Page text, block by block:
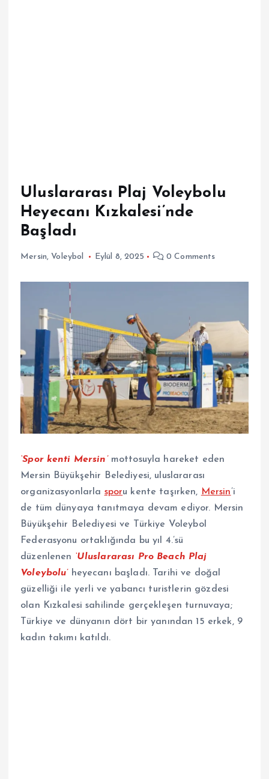
Uluslararası Plaj Voleybolu
Heyecanı Kızkalesi’nde
Başladı
Mersin, Voleybol Eylül 8, 2025 0 Comments
‘Spor kenti Mersin’mottosuyla hareket eden
Mersin Büyükşehir Belediyesi, uluslararası
organizasyonlarla sporu kente taşırken, Mersin’i
de tüm dünyaya tanıtmaya devam ediyor. Mersin
Büyükşehir Belediyesi ve Türkiye Voleybol
Federasyonu ortaklığında bu yıl 4.’sü
düzenlenen ‘Uluslararası Pro Beach Plaj
Voleybolu’heyecanı başladı. Tarihi ve doğal
güzelliği ile yerli ve yabancı turistlerin gözdesi
olan Kızkalesi sahilinde gerçekleşen turnuvaya;
Türkiye ve dünyanın dört bir yanından 15 erkek, 9
kadın takımı katıldı.